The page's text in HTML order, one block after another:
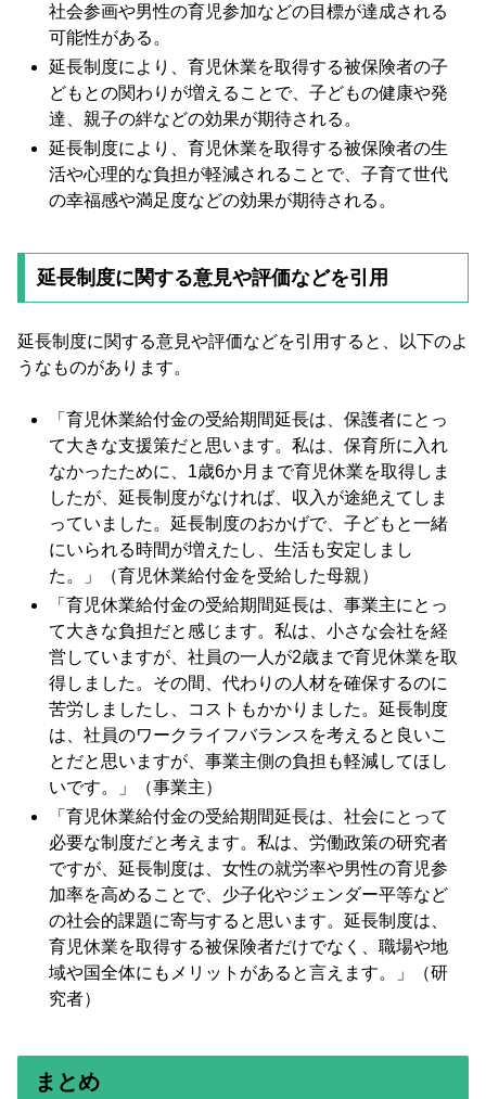
社会参画や男性の育児参加などの目標が達成される
可能性がある。
延長制度により、育児休業を取得する被保険者の子
どもとの関わりが増えることで、子どもの健康や発
達、親子の絆などの効果が期待される。
延長制度により、育児休業を取得する被保険者の生
活や心理的な負担が軽減されることで、子育て世代
の幸福感や満足度などの効果が期待される。
延長制度に関する意見や評価などを引用
延長制度に関する意見や評価などを引用すると、以下のよ
うなものがあります。
「育児休業給付金の受給期間延長は、保護者にとっ
て大きな支援策だと思います。私は、保育所に入れ
なかったために、1歳6か月まで育児休業を取得しま
したが、延長制度がなければ、収入が途絶えてしま
っていました。延長制度のおかげで、子どもと一緒
にいられる時間が増えたし、生活も安定しまし
た。」（育児休業給付金を受給した母親）
「育児休業給付金の受給期間延長は、事業主にとっ
て大きな負担だと感じます。私は、小さな会社を経
営していますが、社員の一人が2歳まで育児休業を取
得しました。その間、代わりの人材を確保するのに
苦労しましたし、コストもかかりました。延長制度
は、社員のワークライフバランスを考えると良いこ
とだと思いますが、事業主側の負担も軽減してほし
いです。」（事業主）
「育児休業給付金の受給期間延長は、社会にとって
必要な制度だと考えます。私は、労働政策の研究者
ですが、延長制度は、女性の就労率や男性の育児参
加率を高めることで、少子化やジェンダー平等など
の社会的課題に寄与すると思います。延長制度は、
育児休業を取得する被保険者だけでなく、職場や地
域や国全体にもメリットがあると言えます。」（研
究者）
まとめ